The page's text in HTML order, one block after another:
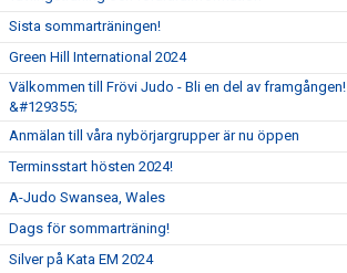
Sista sommarträningen!
Green Hill International 2024
Välkommen till Frövi Judo - Bli en del av framgången!
&#129355;
Anmälan till våra nybörjargrupper är nu öppen
Terminsstart hösten 2024!
A-Judo Swansea, Wales
Dags för sommarträning!
Silver på Kata EM 2024